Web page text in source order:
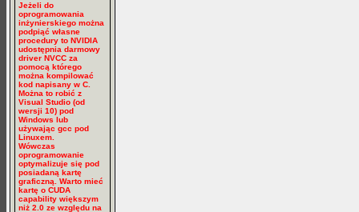
Jeżeli do
oprogramowania
inżynierskiego można
podpiąć własne
procedury to NVIDIA
udostępnia darmowy
driver NVCC za
pomocą którego
można kompilować
kod napisany w C.
Można to robić z
Visual Studio (od
wersji 10) pod
Windows lub
używając gcc pod
Linuxem.
Wówczas
oprogramowanie
optymalizuje się pod
posiadaną kartę
graficzną. Warto mieć
kartę o CUDA
capability większym
niż 2.0 ze względu na